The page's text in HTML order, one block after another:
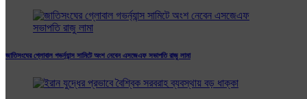
জাতিসংঘের গ্লোবাল গভর্ন্যান্স সামিটে অংশ নেবেন এসজেএফ সভাপতি রাজু লামা